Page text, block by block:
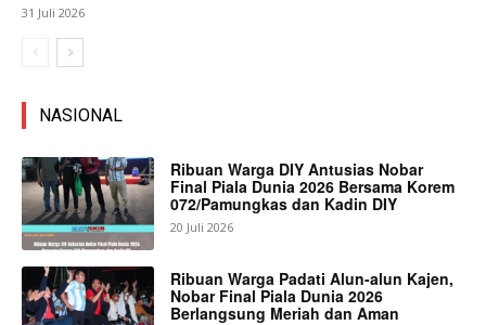
31 Juli 2026
NASIONAL
Ribuan Warga DIY Antusias Nobar
Final Piala Dunia 2026 Bersama Korem
072/Pamungkas dan Kadin DIY
20 Juli 2026
Ribuan Warga Padati Alun-alun Kajen,
Nobar Final Piala Dunia 2026
Berlangsung Meriah dan Aman